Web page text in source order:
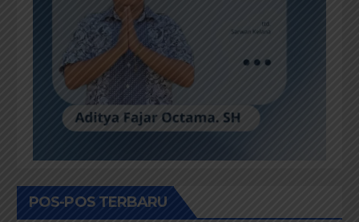
POS-POS TERBARU